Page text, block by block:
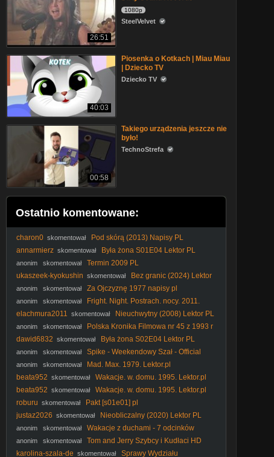
26:51
1080p
SteelVelvet
40:03
Piosenka o Kotkach | Miau Miau
| Dziecko TV
Dziecko TV
00:58
Takiego urządzenia jeszcze nie
było!
TechnoStrefa
Ostatnio komentowane:
charon0 skomentował
Pod skórą (2013) Napisy PL
annarmierz skomentował Była żona S01E04 Lektor PL
anonim skomentował
Termin 2009 PL
ukaszeek-kyokushin skomentował
Bez granic (2024) Lektor
anonim skomentował Za Ojczyznę 1977 napisy pl
anonim skomentował
Fright. Night. Postrach. nocy. 2011.
Lektor.pl
elachmura2011 skomentował Nieuchwytny (2008) Lektor PL
anonim skomentował
Polska Kronika Filmowa nr 45 z 1993 r
Premiera u prezydenta Bez zasilku Maly koniec swiata
dawid6832 skomentował Była żona S02E04 Lektor PL
anonim skomentował
Spike - Weekendowy Szał - Official
Video
anonim skomentował
Mad. Max. 1979. Lektor.pl
beata952 skomentował
Wakacje. w. domu. 1995. Lektor.pl
beata952 skomentował
Wakacje. w. domu. 1995. Lektor.pl
roburu skomentował
Pakt [s01e01] pl
justaz2026 skomentował Nieobliczalny (2020) Lektor PL
anonim skomentował Wakacje z duchami - 7 odcinków
anonim skomentował
Tom and Jerry Szybcy i Kudłaci HD
(2005)
karolina-szala-de skomentował Sprawy Wydziału